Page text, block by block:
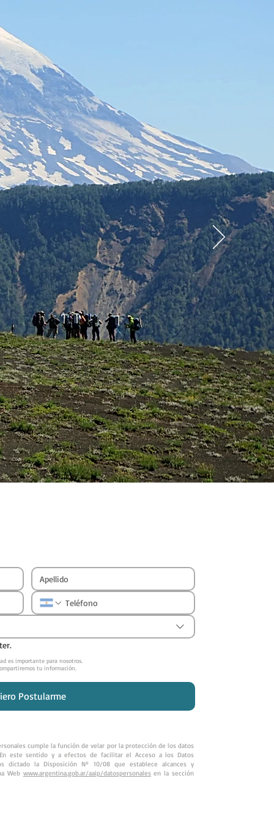
es importante para nosotros.
tu información.
Postularme
cumple la función de velar por la protección de los datos
este sentido y a efectos de facilitar el Acceso a los Datos
dictado la Disposición Nº 10/08 que establece alcances y
Web www.argentina.gob.ar/aaip/datospersonalesen la sección